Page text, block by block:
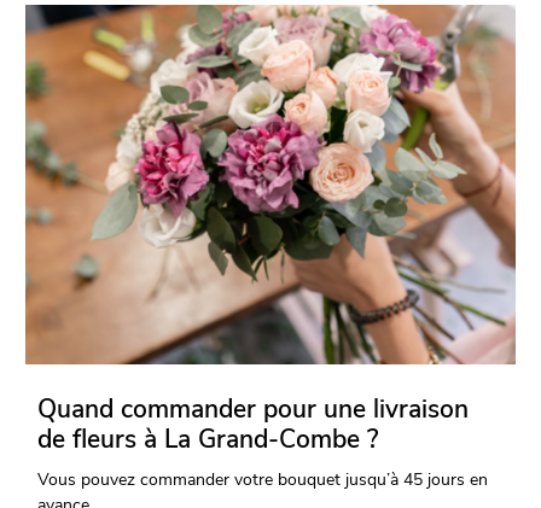
Quand commander pour une livraison
de fleurs à La Grand-Combe ?
Vous pouvez commander votre bouquet jusqu’à 45 jours en